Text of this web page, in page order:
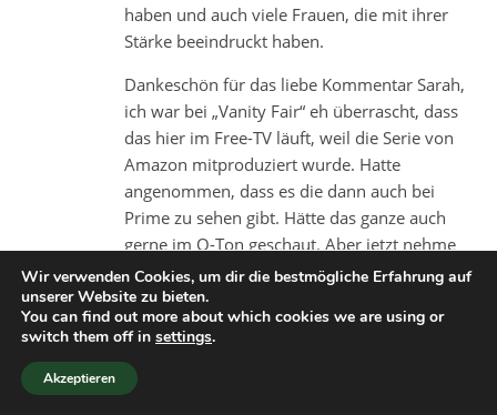
haben und auch viele Frauen, die mit ihrer
Stärke beeindruckt haben.
Dankeschön für das liebe Kommentar Sarah,
ich war bei „Vanity Fair“ eh überrascht, dass
das hier im Free-TV läuft, weil die Serie von
Amazon mitproduziert wurde. Hatte
angenommen, dass es die dann auch bei
Prime zu sehen gibt. Hätte das ganze auch
gerne im O-Ton geschaut. Aber jetzt nehme
ich halt mit der deutschen Variante vorlieb.
Auf „The Witcher“ bin ich auch schon
gespannt, die werde ich mit der Familie an
Weihnachten gucken :D. Da haben wir halt
auch Zeit für sowas. Und Weihnachtsfilme, da
Wir verwenden Cookies, um dir die bestmögliche Erfahrung auf
unserer Website zu bieten.
You can find out more about which cookies we are using or
switch them off in settings.
Akzeptieren